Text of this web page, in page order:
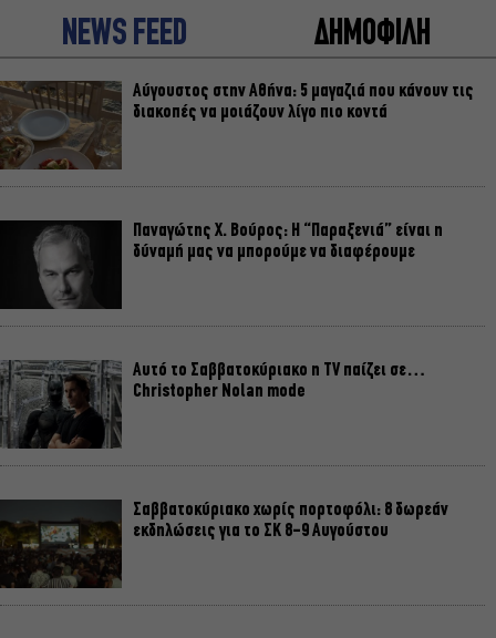
NEWS FEED ΔΗΜΟΦΙΛΗ
Αύγουστος στην Αθήνα: 5 μαγαζιά που κάνουν τις
διακοπές να μοιάζουν λίγο πιο κοντά
Παναγώτης Χ. Βούρος: Η “Παραξενιά” είναι η
δύναμή μας να μπορούμε να διαφέρουμε
Αυτό το Σαββατοκύριακο η TV παίζει σε…
Christopher Nolan mode
Σαββατοκύριακο χωρίς πορτοφόλι: 8 δωρεάν
εκδηλώσεις για το ΣΚ 8-9 Αυγούστου